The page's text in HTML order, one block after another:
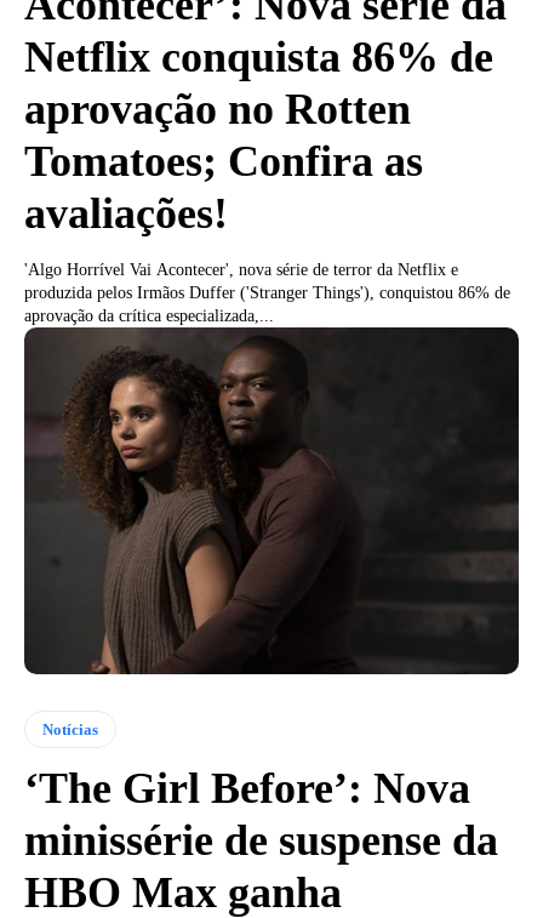
Netflix conquista 86% de
aprovação no Rotten
Tomatoes; Confira as
avaliações!
'Algo Horrível Vai Acontecer', nova série de terror da Netflix e
produzida pelos Irmãos Duffer ('Stranger Things'), conquistou 86% de
aprovação da crítica especializada,...
Notícias
‘The Girl Before’: Nova
minissérie de suspense da
HBO Max ganha